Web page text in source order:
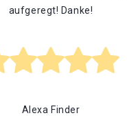
aufgeregt! Danke!
Alexa Finder